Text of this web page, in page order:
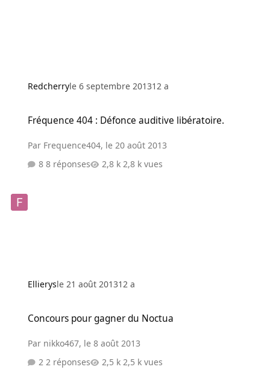
Redcherryle 6 septembre 201312 a
Fréquence 404 : Défonce auditive libératoire.
Par Frequence404, le 20 août 2013
8 réponses
2,8 k vues
Ellierysle 21 août 201312 a
Concours pour gagner du Noctua
Par nikko467, le 8 août 2013
2 réponses
2,5 k vues